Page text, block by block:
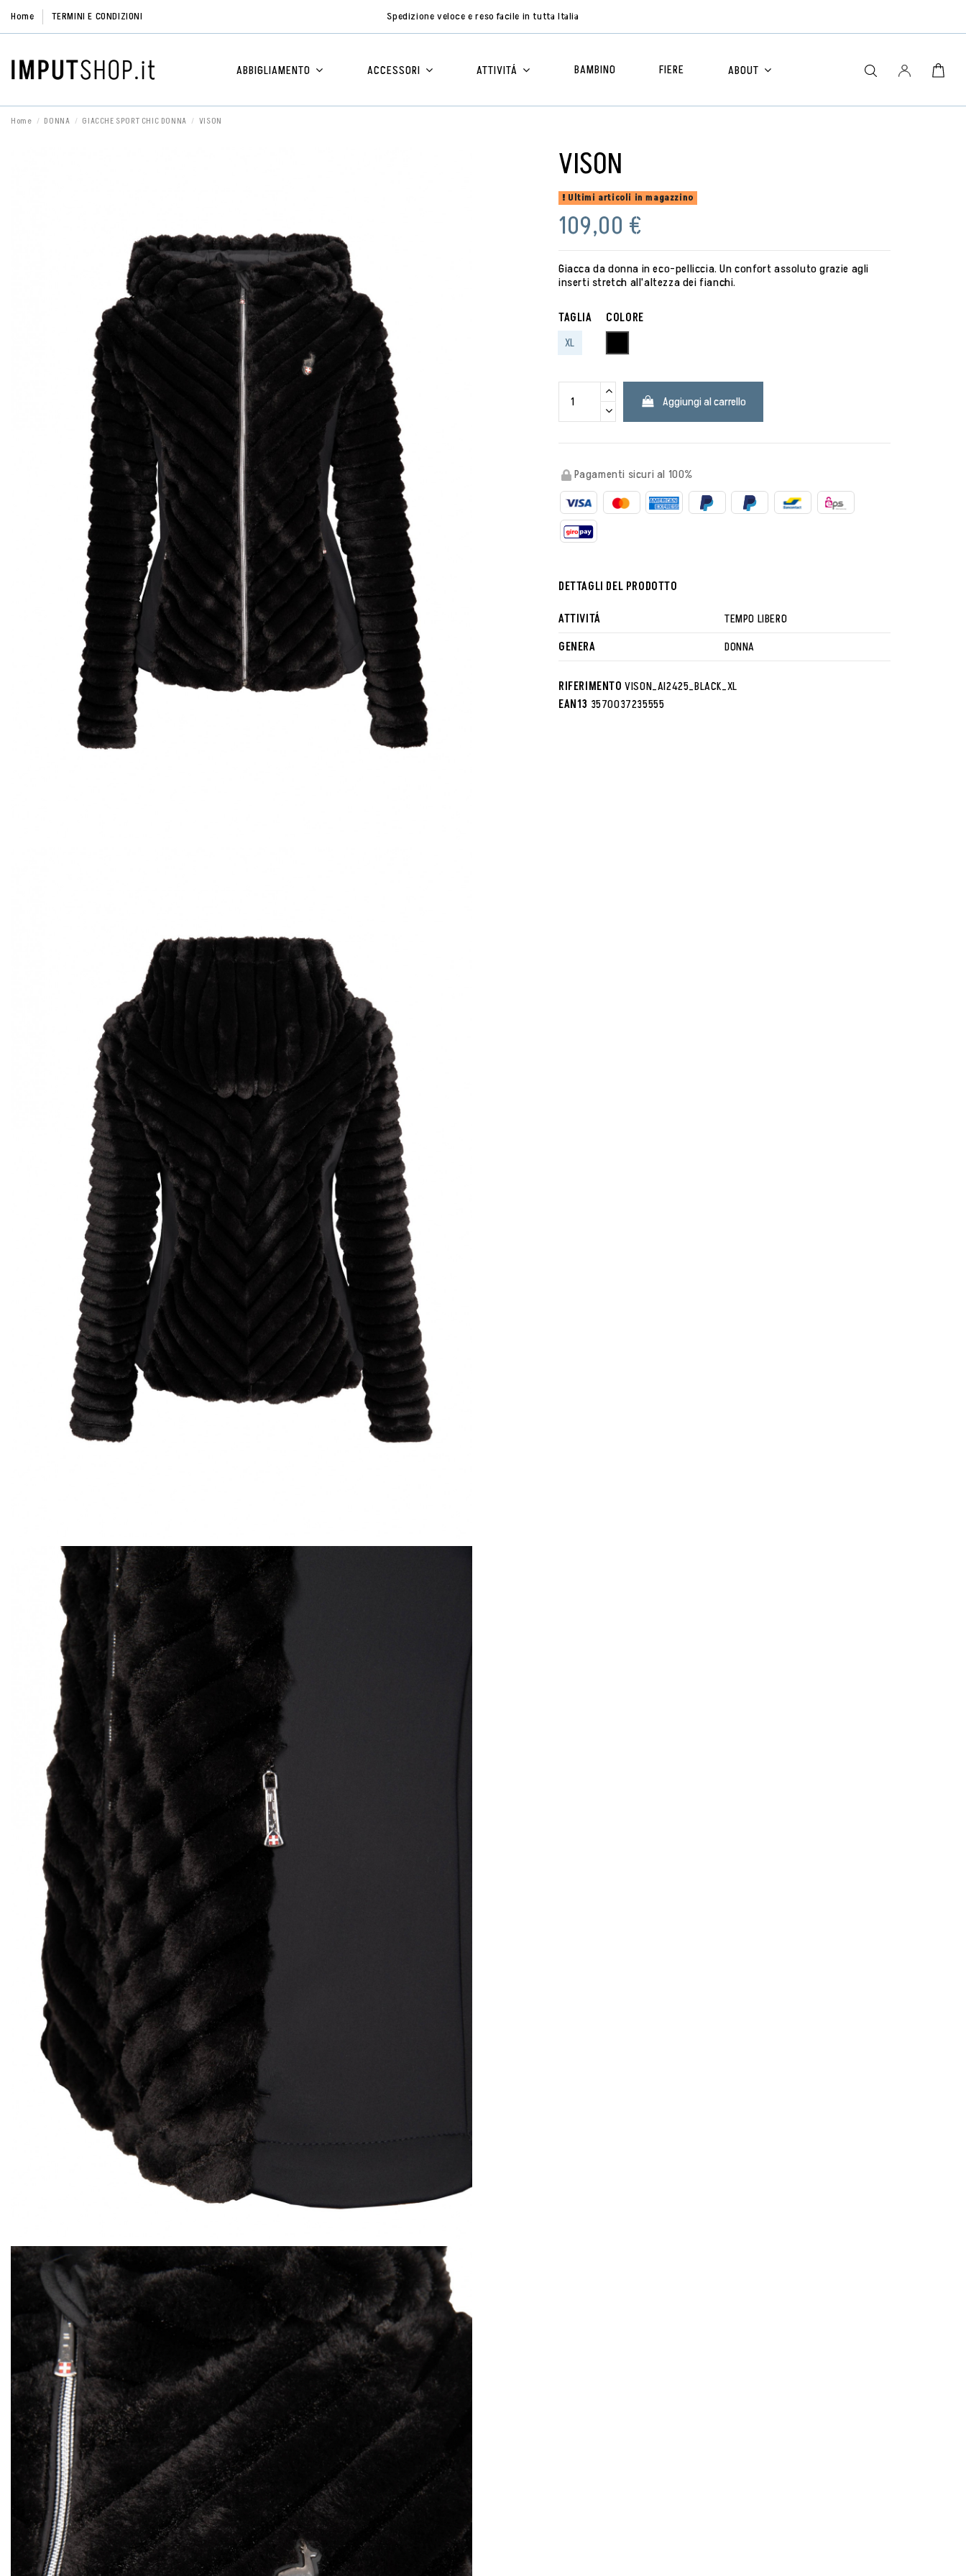
Home TERMINI E CONDIZIONI Spedizione veloce e reso facile in tutta Italia
ABBIGLIAMENTO ACCESSORI ATTIVITÁ BAMBINO FIERE ABOUT
Home DONNA GIACCHE SPORT CHIC DONNA VISON
VISON
Ultimi articoli in magazzino
109,00 €
Giacca da donna in eco-pelliccia. Un confort assoluto grazie agli
inserti stretch all'altezza dei fianchi.
TAGLIA
XL
COLORE
Aggiungi al carrello
Pagamenti sicuri al 100%
DETTAGLI DEL PRODOTTO
ATTIVITÁ
TEMPO LIBERO
GENERA
DONNA
RIFERIMENTO VISON_AI2425_BLACK_XL
EAN13 3570037235555